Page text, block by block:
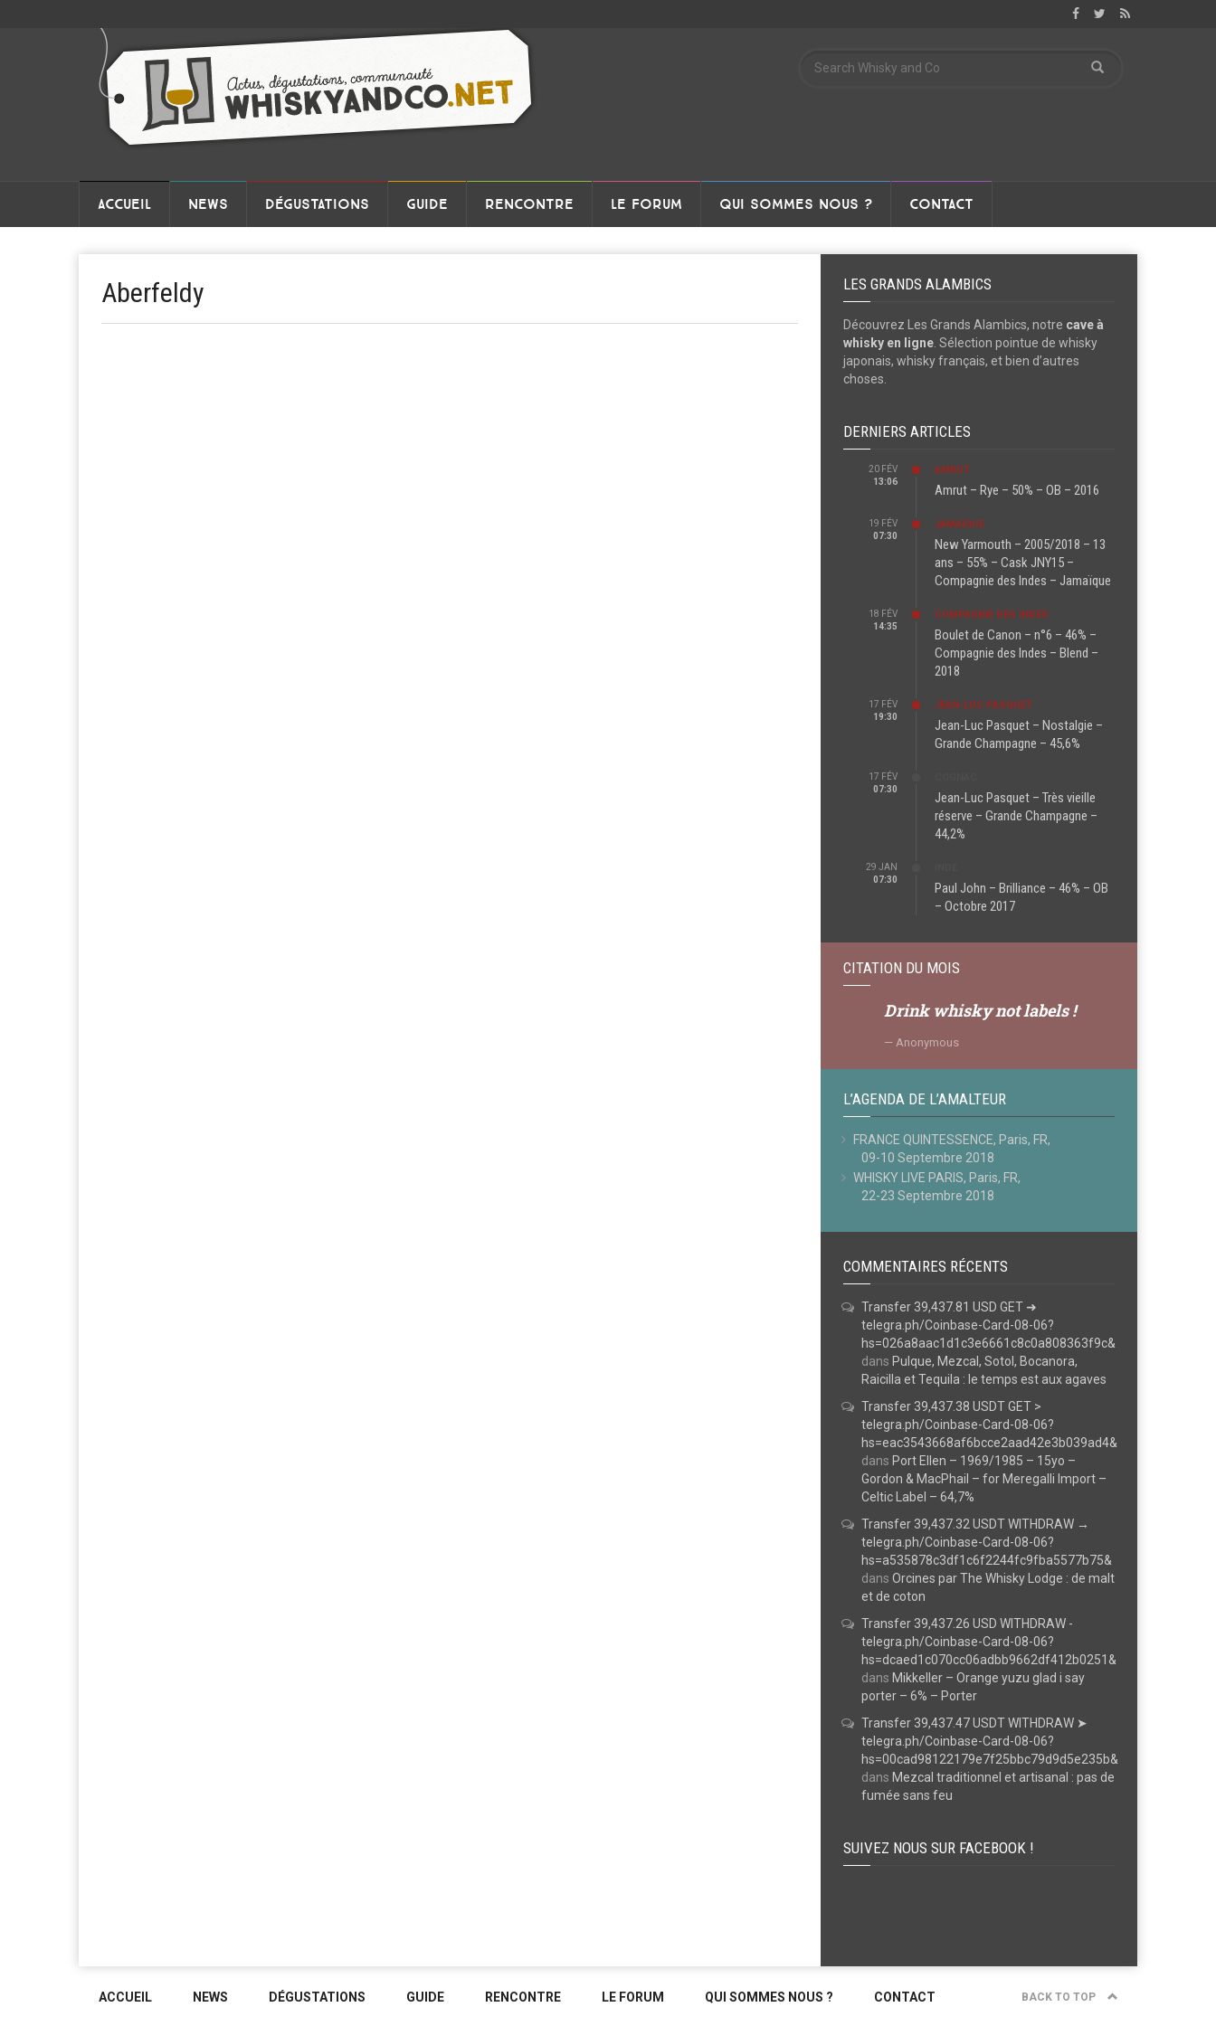
ACCUEIL NEWS DÉGUSTATIONS GUIDE RENCONTRE LE FORUM QUI SOMMES NOUS ? CONTACT
Aberfeldy LES GRANDS ALAMBICS
Découvrez Les Grands Alambics, notre cave à
whisky en ligne . Sélection pointue de whisky
japonais, whisky français, et bien d’autres
choses.
DERNIERS ARTICLES
20 FÉV
13:06
AMRUT
Amrut – Rye – 50% – OB – 2016
19 FÉV
07:30
JAMAÏQUE
New Yarmouth – 2005/2018 – 13
ans – 55% – Cask JNY15 –
Compagnie des Indes – Jamaïque
18 FÉV
14:35
COMPAGNIE DES INDES
Boulet de Canon – n°6 – 46% –
Compagnie des Indes – Blend –
2018
17 FÉV
19:30
JEAN-LUC PASQUET
Jean-Luc Pasquet – Nostalgie –
Grande Champagne – 45,6%
17 FÉV
07:30
Jean-Luc Pasquet – Très vieille
réserve – Grande Champagne –
44,2%
29 JAN
07:30
Paul John – Brilliance – 46% – OB
– Octobre 2017
CITATION DU MOIS
Drink whisky not labels !
Anonymous
L’AGENDA DE L’AMALTEUR
FRANCE QUINTESSENCE, Paris, FR,
09-10 Septembre 2018
WHISKY LIVE PARIS, Paris, FR,
22-23 Septembre 2018
COMMENTAIRES RÉCENTS
Transfer 39,437.81 USD GET ➜
telegra.ph/Coinbase-Card-08-06?
hs=026a8aac1d1c3e6661c8c0a808363f9c&
dans Pulque, Mezcal, Sotol, Bocanora,
Raicilla et Tequila : le temps est aux agaves
Transfer 39,437.38 USDT GET >
telegra.ph/Coinbase-Card-08-06?
hs=eac3543668af6bcce2aad42e3b039ad4&
dans Port Ellen – 1969/1985 – 15yo –
Gordon & MacPhail – for Meregalli Import –
Celtic Label – 64,7%
Transfer 39,437.32 USDT WITHDRAW →
telegra.ph/Coinbase-Card-08-06?
hs=a535878c3df1c6f2244fc9fba5577b75&
dans Orcines par The Whisky Lodge : de malt
et de coton
Transfer 39,437.26 USD WITHDRAW -
telegra.ph/Coinbase-Card-08-06?
hs=dcaed1c070cc06adbb9662df412b0251&
dans Mikkeller – Orange yuzu glad i say
porter – 6% – Porter
Transfer 39,437.47 USDT WITHDRAW ➤
telegra.ph/Coinbase-Card-08-06?
hs=00cad98122179e7f25bbc79d9d5e235b&
dans Mezcal traditionnel et artisanal : pas de
fumée sans feu
SUIVEZ NOUS SUR FACEBOOK !
ACCUEIL NEWS DÉGUSTATIONS GUIDE RENCONTRE LE FORUM QUI SOMMES NOUS ? CONTACT BACK TO TOP